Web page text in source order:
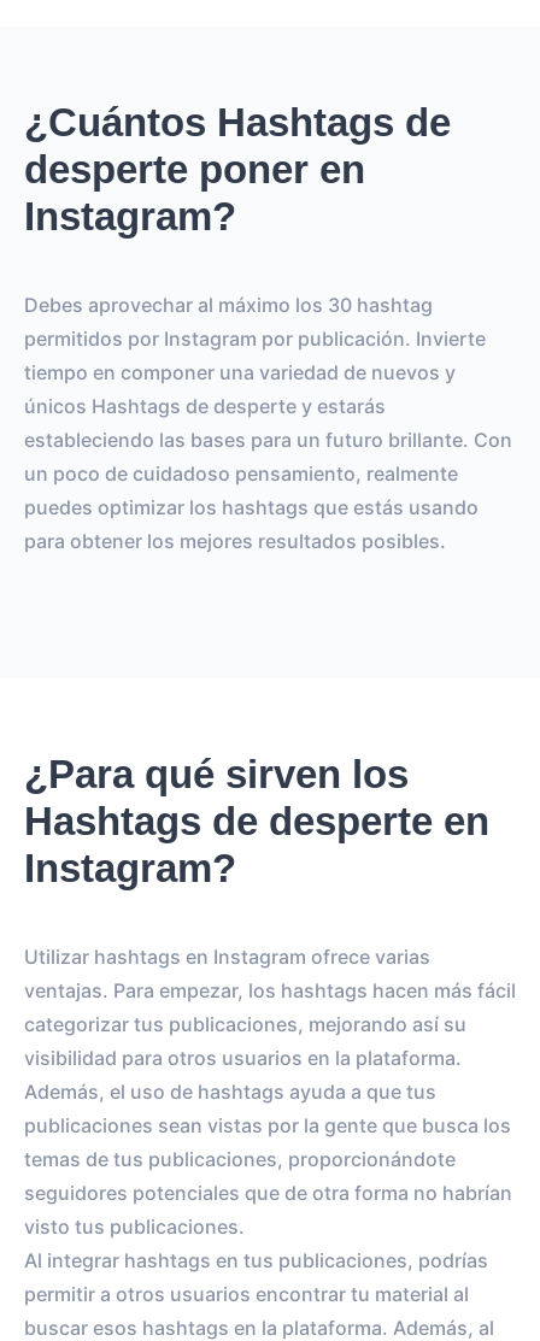
¿Cuántos Hashtags de
desperte poner en
Instagram?
Debes aprovechar al máximo los 30 hashtag
permitidos por Instagram por publicación. Invierte
tiempo en componer una variedad de nuevos y
únicos Hashtags de desperte y estarás
estableciendo las bases para un futuro brillante. Con
un poco de cuidadoso pensamiento, realmente
puedes optimizar los hashtags que estás usando
para obtener los mejores resultados posibles.
¿Para qué sirven los
Hashtags de desperte en
Instagram?
Utilizar hashtags en Instagram ofrece varias
ventajas. Para empezar, los hashtags hacen más fácil
categorizar tus publicaciones, mejorando así su
visibilidad para otros usuarios en la plataforma.
Además, el uso de hashtags ayuda a que tus
publicaciones sean vistas por la gente que busca los
temas de tus publicaciones, proporcionándote
seguidores potenciales que de otra forma no habrían
visto tus publicaciones.
Al integrar hashtags en tus publicaciones, podrías
permitir a otros usuarios encontrar tu material al
buscar esos hashtags en la plataforma. Además, al